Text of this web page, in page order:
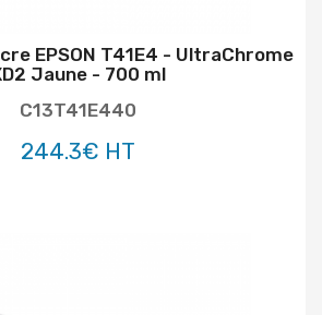
EPSON T41E4 - UltraChrome
Jaune - 700 ml
C13T41E440
244.3€ HT